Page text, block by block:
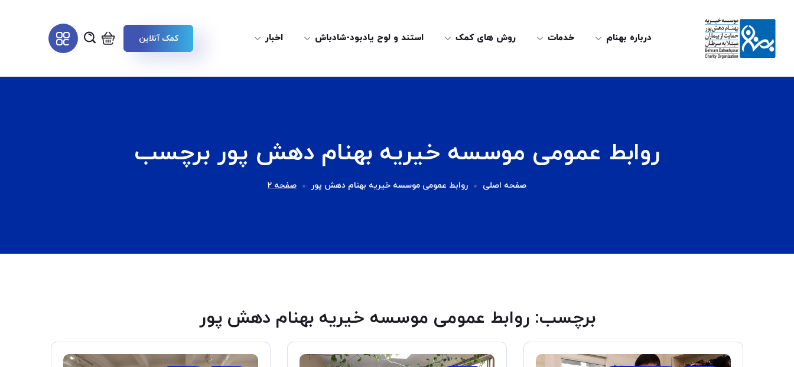
درباره بهنام خدمات روش های کمک استند و لوح یادبود-شادباش اخبار کمک آنلاین
روابط عمومی موسسه خیریه بهنام دهش پور برچسب
صفحه اصلی روابط عمومی موسسه خیریه بهنام دهش پور صفحه 2
برچسب:روابط عمومی موسسه خیریه بهنام دهش پور